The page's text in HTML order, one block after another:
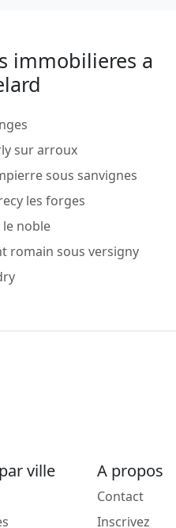
immobilieres a
sur arroux
sous sanvignes
les forges
le noble
romain sous versigny
ville A propos
Contact
Inscrivez